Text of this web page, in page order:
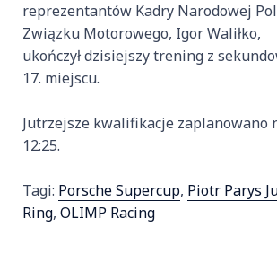
reprezentantów Kadry Narodowej
Związku Motorowego, Igor Waliłko,
ukończył dzisiejszy trening z
17. miejscu.
Jutrzejsze kwalifikacje zaplanowano
12:25.
Tagi: Porsche Supercup, Piotr Parys
Ring, OLIMP Racing